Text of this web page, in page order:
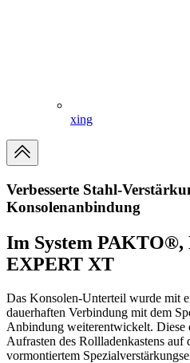
xing
Verbesserte Stahl-
Konsolenanbindung
Im System
EXPERT XT
Das Konsolen-Unterteil wurde mit
dauerhaften Verbindung mit dem
Anbindung weiterentwickelt. Diese
Aufrasten des Rollladenkastens auf
vormontiertem